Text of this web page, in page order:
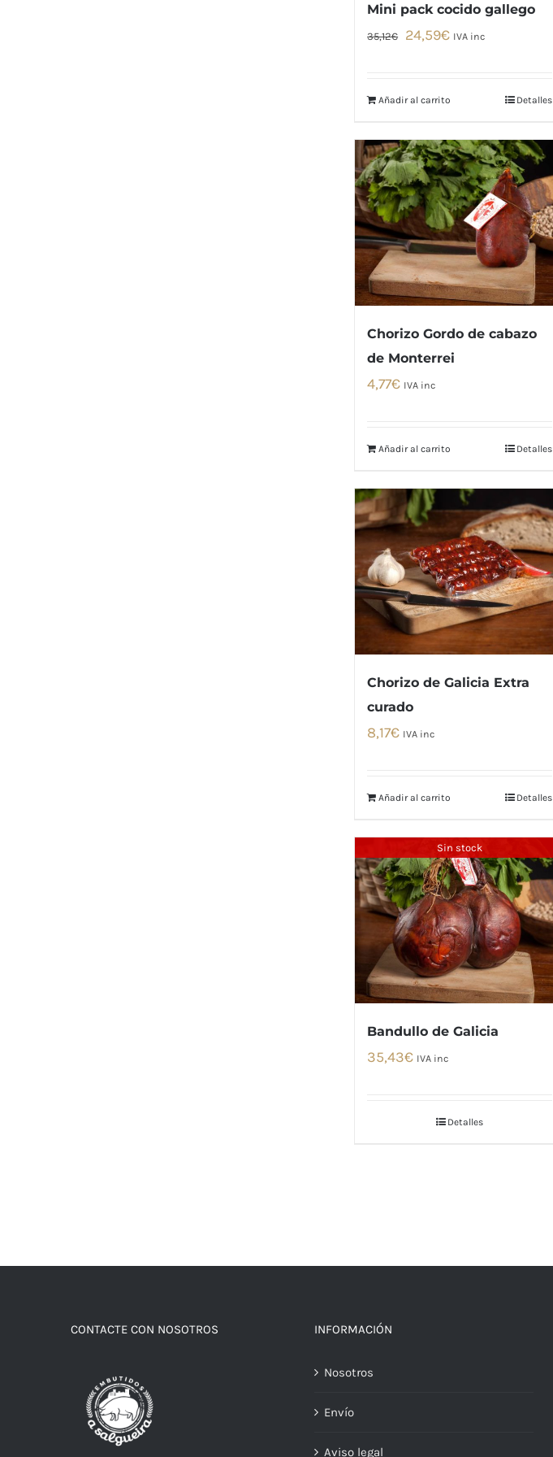
Mini pack cocido gallego
35,12€
El
era:
24,59€El
es:
IVA inc
Añadir al carrito Detalles
Chorizo Gordo de cabazo
de Monterrei
4,77€ IVA inc
Añadir al carrito Detalles
Chorizo de Galicia Extra
curado
8,17€ IVA inc
Añadir al carrito Detalles
Sin stock
Bandullo de Galicia
35,43€ IVA inc
Detalles
CONTACTE CON NOSOTROS INFORMACIÓN
Nosotros
Envío
Aviso legal